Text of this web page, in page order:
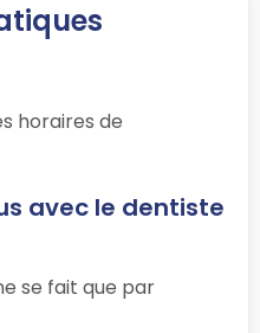
horaires de
avec le dentiste
se fait que par